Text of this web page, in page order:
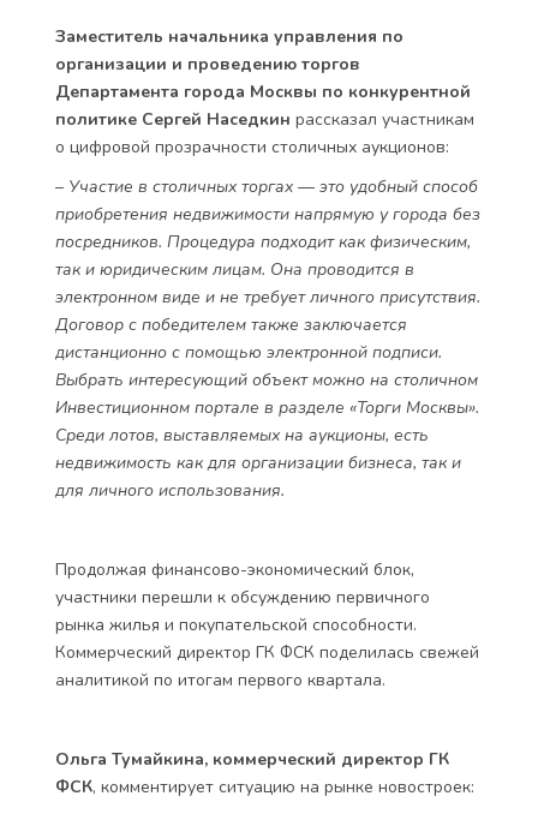
Заместитель начальника управления по
организации и проведению торгов
Департамента города Москвы по конкурентной
политике Сергей Наседкин рассказал участникам
о цифровой прозрачности столичных аукционов:
– Участие в столичных торгах — это удобный способ
приобретения недвижимости напрямую у города без
посредников. Процедура подходит как физическим,
так и юридическим лицам. Она проводится в
электронном виде и не требует личного присутствия.
Договор с победителем также заключается
дистанционно с помощью электронной подписи.
Выбрать интересующий объект можно на столичном
Инвестиционном портале в разделе «Торги Москвы».
Среди лотов, выставляемых на аукционы, есть
недвижимость как для организации бизнеса, так и
для личного использования.
Продолжая финансово-экономический блок,
участники перешли к обсуждению первичного
рынка жилья и покупательской способности.
Коммерческий директор ГК ФСК поделилась свежей
аналитикой по итогам первого квартала.
Ольга Тумайкина, коммерческий директор ГК
ФСК, комментирует ситуацию на рынке новостроек: